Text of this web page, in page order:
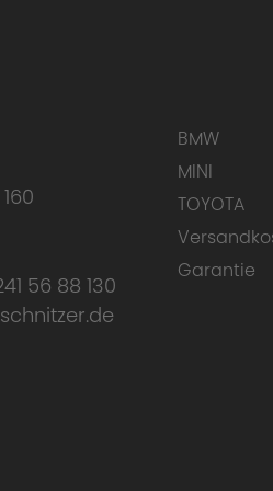
56 88 130
BMW
MINI
TOYOTA
Garantie